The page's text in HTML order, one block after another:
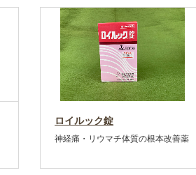
ロイルック錠
神経痛・リウマチ体質の根本改善薬